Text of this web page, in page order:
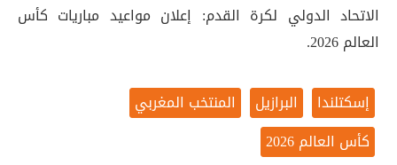
الاتحاد الدولي لكرة القدم: إعلان مواعيد مباريات كأس
العالم 2026.
إسكتلندا البرازيل
المنتخب المغربي
كأس العالم 2026